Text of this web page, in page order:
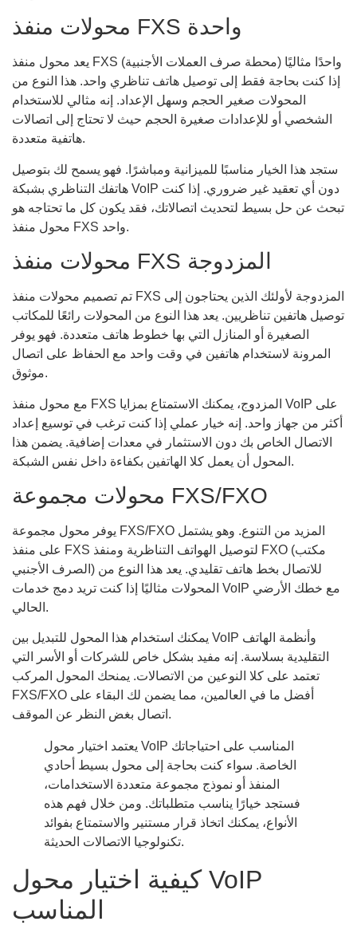
يعد محول منفذ FXS (محطة صرف العملات الأجنبية) واحدًا مثاليًا
إذا كنت بحاجة فقط إلى توصيل هاتف تناظري واحد. هذا النوع من
المحولات صغير الحجم وسهل الإعداد. إنه مثالي للاستخدام
الشخصي أو للإعدادات صغيرة الحجم حيث لا تحتاج إلى اتصالات
هاتفية متعددة.
ستجد هذا الخيار مناسبًا للميزانية ومباشرًا. فهو يسمح لك بتوصيل
هاتفك التناظري بشبكة VoIP دون أي تعقيد غير ضروري. إذا كنت
تبحث عن حل بسيط لتحديث اتصالاتك، فقد يكون كل ما تحتاجه هو
محول منفذ FXS واحد.
تم تصميم محولات منفذ FXS المزدوجة لأولئك الذين يحتاجون إلى
توصيل هاتفين تناظريين. يعد هذا النوع من المحولات رائعًا للمكاتب
الصغيرة أو المنازل التي بها خطوط هاتف متعددة. فهو يوفر
المرونة لاستخدام هاتفين في وقت واحد مع الحفاظ على اتصال
موثوق.
مع محول منفذ FXS المزدوج، يمكنك الاستمتاع بمزايا VoIP على
أكثر من جهاز واحد. إنه خيار عملي إذا كنت ترغب في توسيع إعداد
الاتصال الخاص بك دون الاستثمار في معدات إضافية. يضمن هذا
المحول أن يعمل كلا الهاتفين بكفاءة داخل نفس الشبكة.
محولات مجموعة FXS/FXO
يوفر محول مجموعة FXS/FXO المزيد من التنوع. وهو يشتمل
على منفذ FXS لتوصيل الهواتف التناظرية ومنفذ FXO (مكتب
الصرف الأجنبي) للاتصال بخط هاتف تقليدي. يعد هذا النوع من
المحولات مثاليًا إذا كنت تريد دمج خدمات VoIP مع خطك الأرضي
الحالي.
يمكنك استخدام هذا المحول للتبديل بين VoIP وأنظمة الهاتف
التقليدية بسلاسة. إنه مفيد بشكل خاص للشركات أو الأسر التي
تعتمد على كلا النوعين من الاتصالات. يمنحك المحول المركب
FXS/FXO أفضل ما في العالمين، مما يضمن لك البقاء على
اتصال بغض النظر عن الموقف.
يعتمد اختيار محول VoIP المناسب على احتياجاتك
الخاصة. سواء كنت بحاجة إلى محول بسيط أحادي
المنفذ أو نموذج مجموعة متعددة الاستخدامات،
فستجد خيارًا يناسب متطلباتك. ومن خلال فهم هذه
الأنواع، يمكنك اتخاذ قرار مستنير والاستمتاع بفوائد
تكنولوجيا الاتصالات الحديثة.
كيفية اختيار محول VoIP